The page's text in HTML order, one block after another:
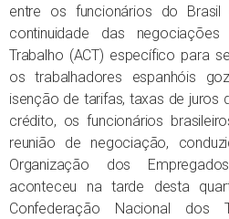
entre os funcionários do
continuidade das
Trabalho (ACT) específico para
os trabalhadores espanhóis
isenção de tarifas, taxas de juros
crédito, os funcionários
reunião de negociação,
Organização dos
aconteceu na tarde desta
Confederação Nacional dos